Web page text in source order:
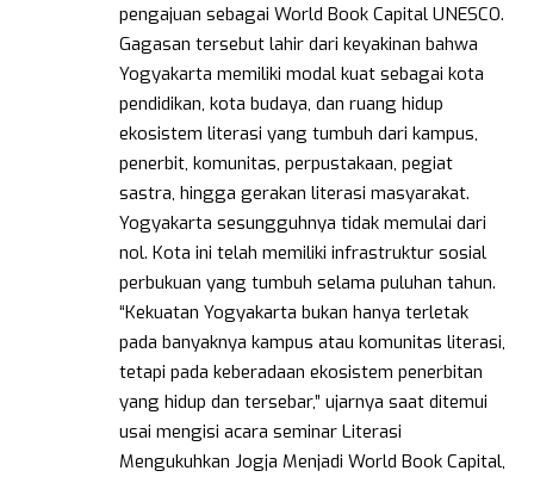
pengajuan sebagai World Book Capital UNESCO.
Gagasan tersebut lahir dari keyakinan bahwa
Yogyakarta memiliki modal kuat sebagai kota
pendidikan, kota budaya, dan ruang hidup
ekosistem literasi yang tumbuh dari kampus,
penerbit, komunitas, perpustakaan, pegiat
sastra, hingga gerakan literasi masyarakat.
Yogyakarta sesungguhnya tidak memulai dari
nol. Kota ini telah memiliki infrastruktur sosial
perbukuan yang tumbuh selama puluhan tahun.
“Kekuatan Yogyakarta bukan hanya terletak
pada banyaknya kampus atau komunitas literasi,
tetapi pada keberadaan ekosistem penerbitan
yang hidup dan tersebar,” ujarnya saat ditemui
usai mengisi acara seminar Literasi
Mengukuhkan Jogja Menjadi World Book Capital,